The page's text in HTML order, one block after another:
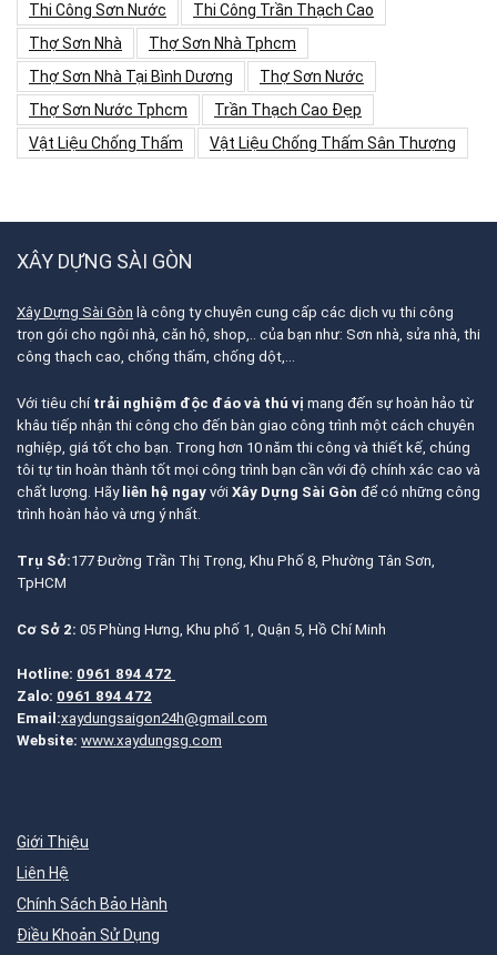
Thi Công Sơn Nước
Thi Công Trần Thạch Cao
Thợ Sơn Nhà
Thợ Sơn Nhà Tphcm
Thợ Sơn Nhà Tại Bình Dương
Thợ Sơn Nước
Thợ Sơn Nước Tphcm
Trần Thạch Cao Đẹp
Vật Liệu Chống Thấm
Vật Liệu Chống Thấm Sân Thượng
XÂY DỰNG SÀI GÒN
Xây Dựng Sài Gòn là công ty chuyên cung cấp các dịch vụ thi công
trọn gói cho ngôi nhà, căn hộ, shop,.. của bạn như: Sơn nhà, sửa nhà, thi
công thạch cao, chống thấm, chống dột,…
Với tiêu chí trải nghiệm độc đáo và thú vị mang đến sự hoàn hảo từ
khâu tiếp nhận thi công cho đến bàn giao công trình một cách chuyên
nghiệp, giá tốt cho bạn. Trong hơn 10 năm thi công và thiết kế, chúng
tôi tự tin hoàn thành tốt mọi công trình bạn cần với độ chính xác cao và
chất lượng. Hãy liên hệ ngay với Xây Dựng Sài Gòn để có những công
trình hoàn hảo và ưng ý nhất.
Trụ Sở:177 Đường Trần Thị Trọng, Khu Phố 8, Phường Tân Sơn,
TpHCM
Cơ Sở 2: 05 Phùng Hưng, Khu phố 1, Quận 5, Hồ Chí Minh
Hotline: 0961 894 472
Zalo: 0961 894 472
Email:xaydungsaigon24h@gmail.com
Website: www.xaydungsg.com
Giới Thiệu
Liên Hệ
Chính Sách Bảo Hành
Điều Khoản Sử Dụng